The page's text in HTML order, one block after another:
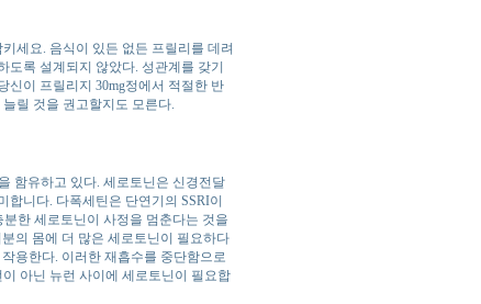
세요. 음식이 있든 없든 프릴리를 데려
도록 설계되지 않았다. 성관계를 갖기
신이 프릴리지 30mg정에서 적절한 반
릴 것을 권고할지도 모른다.
함유하고 있다. 세로토닌은 신경전달
합니다. 다폭세틴은 단연기의 SSRI이
한 세로토닌이 사정을 멈춘다는 것을
의 몸에 더 많은 세로토닌이 필요하다
용한다. 이러한 재흡수를 중단함으로
아닌 뉴런 사이에 세로토닌이 필요합